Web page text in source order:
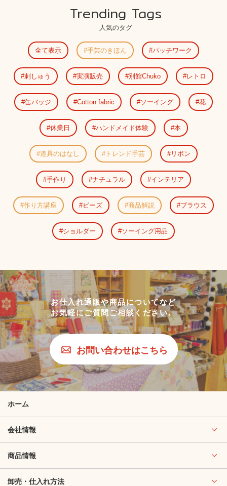
Trending Tags
人気のタグ
全て表示 手芸のきほん パッチワーク
刺しゅう 実演販売 別館Chuko レトロ
缶バッジ Cotton fabric ソーイング 花
休業日 ハンドメイド体験 本
道具のはなし トレンド手芸 リボン
手作り ナチュラル インテリア
作り方講座 ビーズ 商品解説 ブラウス
ショルダー ソーイング用品
お仕入れ通販や商品についてなど
お気軽にご質問ご相談ください。
お問い合わせはこちら
ホーム
会社情報
商品情報
卸売・仕入れ方法